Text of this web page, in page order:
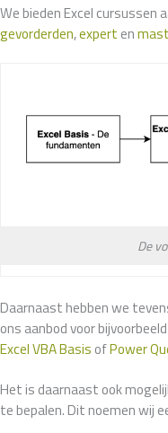
We bieden Excel cursussen
gevorderden,expert en
De
Daarnaast hebben we
ons aanbod voor bijvoorbeeld
Excel VBA Basis ofPower
Het is daarnaast ook
te bepalen. Dit noemen wij